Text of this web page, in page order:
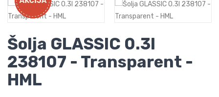
Šolja GLASSIC 0.3l
238107 - Transparent -
HML